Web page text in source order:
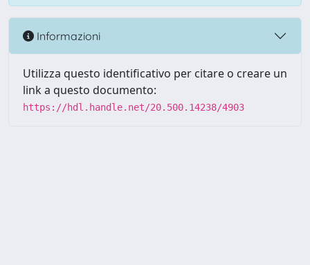
Informazioni
Utilizza questo identificativo per citare o creare un
link a questo documento:
https://hdl.handle.net/20.500.14238/4903